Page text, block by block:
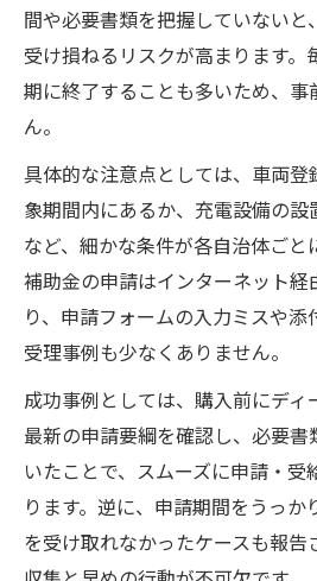
間や必要書類を把握していないと
受け損ねるリスクが高まります。
期に終了することも多いため、事
ん。
具体的な注意点としては、車両
象期間内にあるか、充電設備の
など、細かな条件が各自治体ごと
補助金の申請はインターネット経
り、申請フォームの入力ミスや
受理事例も少なくありません。
成功事例としては、購入前にディ
最新の申請要綱を確認し、必要書
いたことで、スムーズに申請・受
ります。逆に、申請期間をうっ
を受け取れなかったケースも報